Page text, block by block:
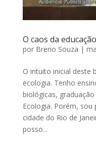
O caos da
por Breno Souza |
O intuito inicial deste
ecologia. Tenho
biológicas,
Ecologia. Porém,
cidade do Rio de
posso...